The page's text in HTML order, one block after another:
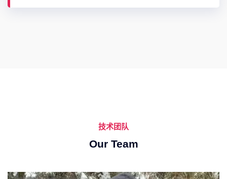
技术团队
Our Team